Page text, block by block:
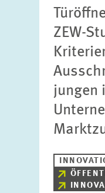
ZEW-
jungen